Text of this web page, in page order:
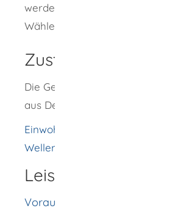
werden nur auf Antrag in das
Wählerverzeichnis aufgenommen.
Zuständige Stelle
Die Gemeinde, in der Sie vor
aus Deutschland zuletzt
Einwohnermeldeamt [Gemeinde
Wellendingen]
Leistungsdetails
Voraussetzungen